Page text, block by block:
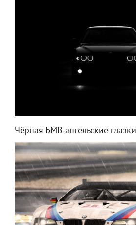
Чёрная БМВ ангельские глазки